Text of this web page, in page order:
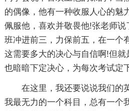
的偶像，他有一种收服人心的魅
佩服他，喜欢并敬畏他!张老师
班冲进前三，力保前五，在一个
这需要多大的决心与自信啊!但
也暗暗下定决心，为每次考试定
在这里，我还要说说我们的
我最无力的一个科目，总有一个